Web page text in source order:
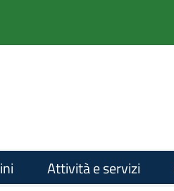
Attività e servizi